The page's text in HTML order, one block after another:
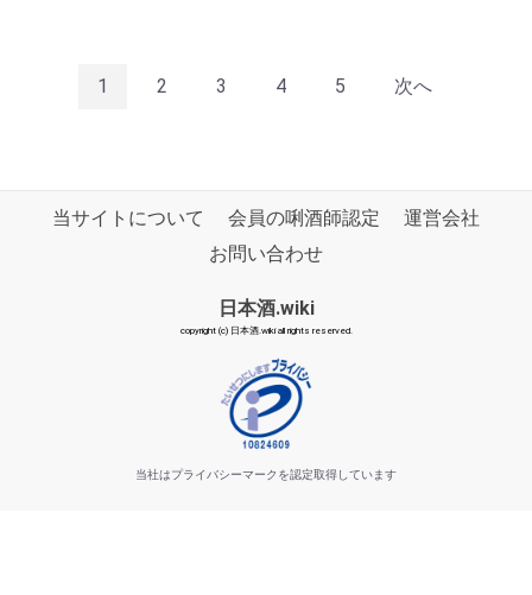
1 2 3 4 5 次へ
当サイトについて 会員の唎酒師認定
運営会社
お問い合わせ
日本酒.wiki
copyright (c) 日本酒.wiki all rights reserved.
当社はプライバシーマークを認定取得しています